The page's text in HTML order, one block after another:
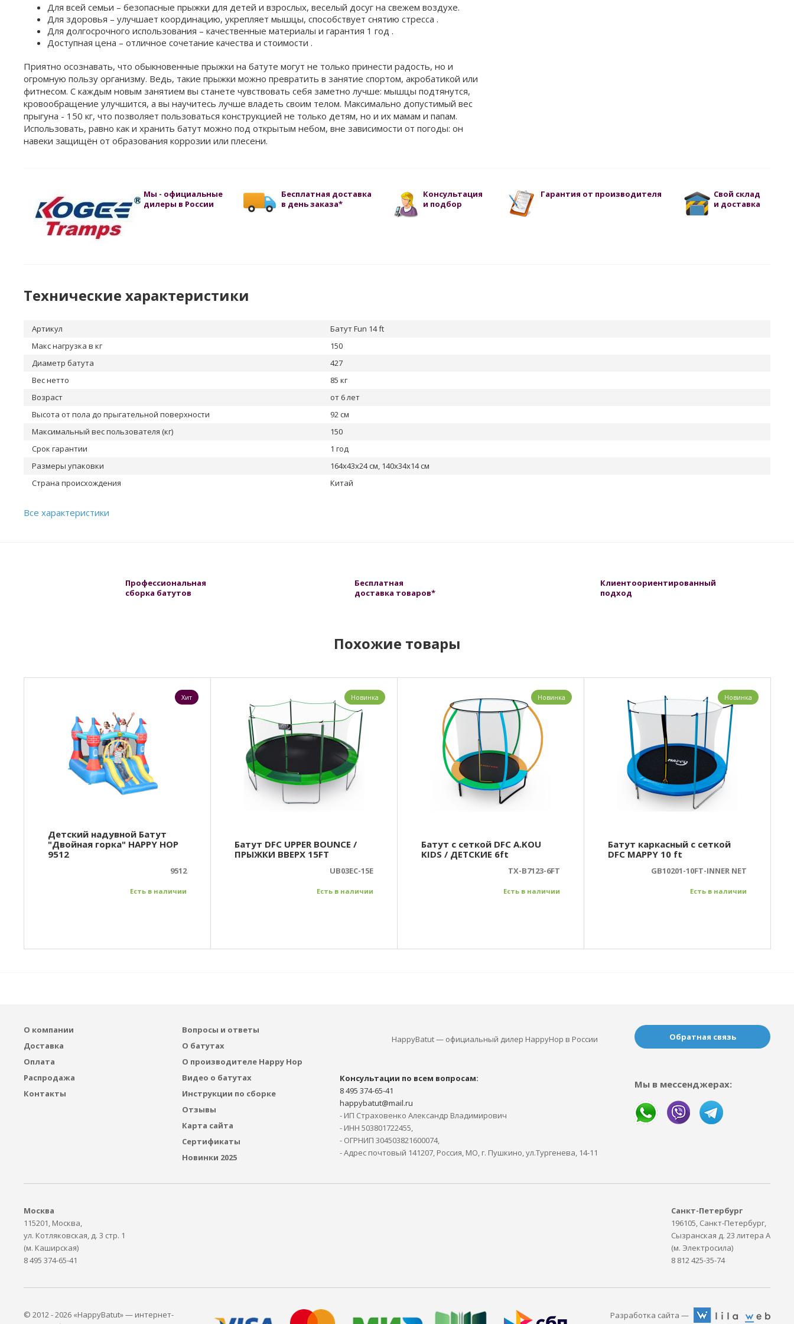
Для всей семьи – безопасные прыжки для детей и взрослых, веселый досуг на свежем воздухе.
Для здоровья – улучшает координацию, укрепляет мышцы, способствует снятию стресса .
Для долгосрочного использования – качественные материалы и гарантия 1 год .
Доступная цена – отличное сочетание качества и стоимости .
Приятно осознавать, что обыкновенные прыжки на батуте могут не только принести радость, но и
огромную пользу организму. Ведь, такие прыжки можно превратить в занятие спортом, акробатикой или
фитнесом. С каждым новым занятием вы станете чувствовать себя заметно лучше: мышцы подтянутся,
кровообращение улучшится, а вы научитесь лучше владеть своим телом. Максимально допустимый вес
прыгуна - 150 кг, что позволяет пользоваться конструкцией не только детям, но и их мамам и папам.
Использовать, равно как и хранить батут можно под открытым небом, вне зависимости от погоды: он
навеки защищён от образования коррозии или плесени.
Мы - официальные
дилеры в России
Бесплатная доставка
в день заказа*
Консультация
и подбор
Гарантия от производителя
Свой склад
и доставка
Технические характеристики
Артикул
Батут Fun 14 ft
Макс нагрузка в кг
150
Диаметр батута
427
Вес нетто
85 кг
Возраст
от 6 лет
Высота от пола до прыгательной поверхности
92 см
Максимальный вес пользователя (кг)
150
Срок гарантии
1 год
Размеры упаковки
164x43x24 см, 140x34x14 см
Страна происхождения
Китай
Все характеристики
Профессиональная
сборка батутов
Бесплатная
доставка товаров*
Клиентоориентированный
подход
Похожие товары
Детский надувной Батут
"Двойная горка" HAPPY HOP
9512
9512
Есть в наличии
Хит
Батут DFC UPPER BOUNCE /
ПРЫЖКИ ВВЕРХ 15FT
UB03EC-15E
Есть в наличии
Новинка
Батут с сеткой DFC A.KOU
KIDS / ДЕТСКИЕ 6ft
TX-B7123-6FT
Есть в наличии
Новинка
Батут каркасный с сеткой
DFC MAPPY 10 ft
GB10201-10FT-INNER NET
Есть в наличии
Новинка
О компании
Доставка
Оплата
Распродажа
Контакты
Вопросы и ответы
О батутах
О производителе Happy Hop
Видео о батутах
Инструкции по сборке
Отзывы
Карта сайта
Сертификаты
Новинки 2025
HappyBatut — официальный дилер HappyHop в России
Консультации по всем вопросам:
8 495 374-65-41
happybatut@mail.ru
- ИП Страховенко Александр Владимирович
- ИНН 503801722455,
- ОГРНИП 304503821600074,
- Адрес почтовый 141207, Россия, МО, г. Пушкино, ул.Тургенева, 14-11
Обратная связь
Мы в мессенджерах:
Москва
115201, Москва,
ул. Котляковская, д. 3 стр. 1
(м. Каширская)
8 495 374-65-41
Санкт-Петербург
196105, Санкт-Петербург,
Сызранская д. 23 литера А
(м. Электросила)
8 812 425-35-74
© 2012 - 2026 «HappyBatut» — интернет-
Разработка сайта —